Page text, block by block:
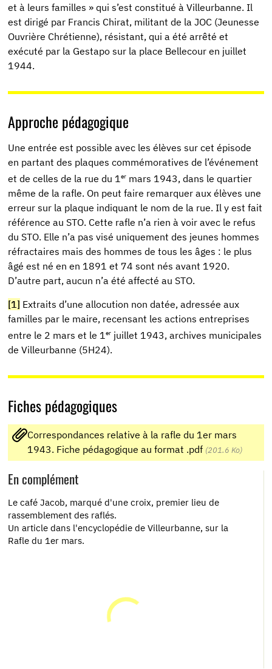
et à leurs familles » qui s’est constitué à Villeurbanne. Il
est dirigé par Francis Chirat, militant de la JOC (Jeunesse
Ouvrière Chrétienne), résistant, qui a été arrêté et
exécuté par la Gestapo sur la place Bellecour en juillet
1944.
Approche pédagogique
Une entrée est possible avec les élèves sur cet épisode
en partant des plaques commémoratives de l’événement
et de celles de la rue du 1er mars 1943, dans le quartier
même de la rafle. On peut faire remarquer aux élèves une
erreur sur la plaque indiquant le nom de la rue. Il y est fait
référence au STO. Cette rafle n’a rien à voir avec le refus
du STO. Elle n’a pas visé uniquement des jeunes hommes
réfractaires mais des hommes de tous les âges : le plus
âgé est né en en 1891 et 74 sont nés avant 1920.
D’autre part, aucun n’a été affecté au STO.
[1] Extraits d’une allocution non datée, adressée aux
familles par le maire, recensant les actions entreprises
entre le 2 mars et le 1er juillet 1943, archives municipales
de Villeurbanne (5H24).
Fiches pédagogiques
Correspondances relative à la rafle du 1er mars
1943. Fiche pédagogique au format .pdf (201.6 Ko)
En complément
Le café Jacob, marqué d'une croix, premier lieu de
rassemblement des raflés.
Un article dans l'encyclopédie de Villeurbanne, sur la
Rafle du 1er mars.